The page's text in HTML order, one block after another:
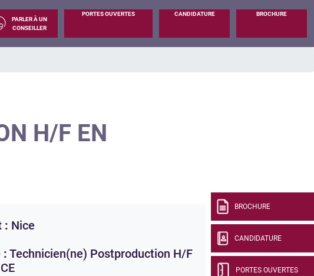
PARLER À UN
CONSEILLER
PORTES OUVERTES CANDIDATURE BROCHURE
BROCHURE
CANDIDATURE
PORTES OUVERTES
H/F EN
: Nice
: Technicien(ne) Postproduction H/F